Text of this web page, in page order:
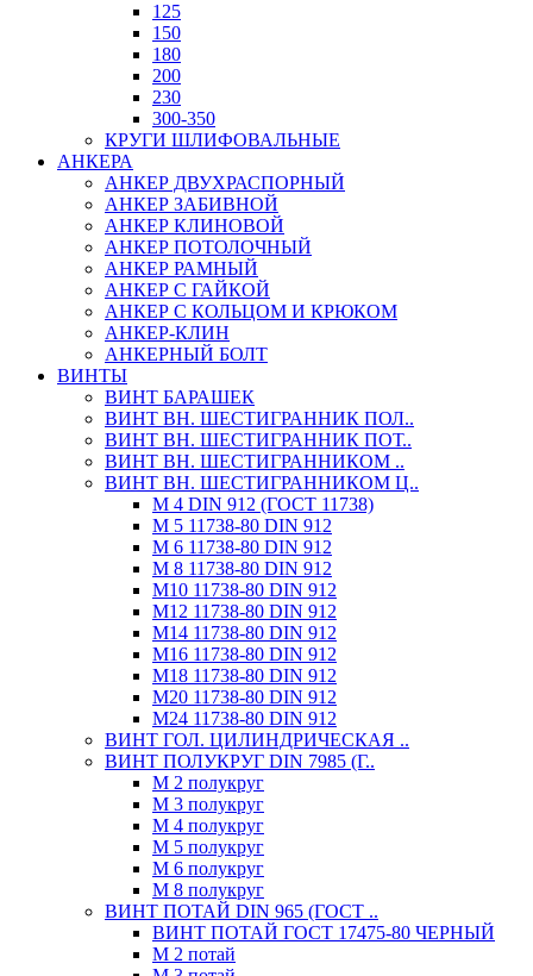
125
150
180
200
230
300-350
КРУГИ ШЛИФОВАЛЬНЫЕ
АНКЕРА
АНКЕР ДВУХРАСПОРНЫЙ
АНКЕР ЗАБИВНОЙ
АНКЕР КЛИНОВОЙ
АНКЕР ПОТОЛОЧНЫЙ
АНКЕР РАМНЫЙ
АНКЕР С ГАЙКОЙ
АНКЕР С КОЛЬЦОМ И КРЮКОМ
АНКЕР-КЛИН
АНКЕРНЫЙ БОЛТ
ВИНТЫ
ВИНТ БАРАШЕК
ВИНТ ВН. ШЕСТИГРАННИК ПОЛ..
ВИНТ ВН. ШЕСТИГРАННИК ПОТ..
ВИНТ ВН. ШЕСТИГРАННИКОМ ..
ВИНТ ВН. ШЕСТИГРАННИКОМ Ц..
М 4 DIN 912 (ГОСТ 11738)
М 5 11738-80 DIN 912
М 6 11738-80 DIN 912
М 8 11738-80 DIN 912
М10 11738-80 DIN 912
М12 11738-80 DIN 912
М14 11738-80 DIN 912
М16 11738-80 DIN 912
М18 11738-80 DIN 912
М20 11738-80 DIN 912
М24 11738-80 DIN 912
ВИНТ ГОЛ. ЦИЛИНДРИЧЕСКАЯ ..
ВИНТ ПОЛУКРУГ DIN 7985 (Г..
М 2 полукруг
М 3 полукруг
М 4 полукруг
М 5 полукруг
М 6 полукруг
М 8 полукруг
ВИНТ ПОТАЙ DIN 965 (ГОСТ ..
ВИНТ ПОТАЙ ГОСТ 17475-80 ЧЕРНЫЙ
М 2 потай